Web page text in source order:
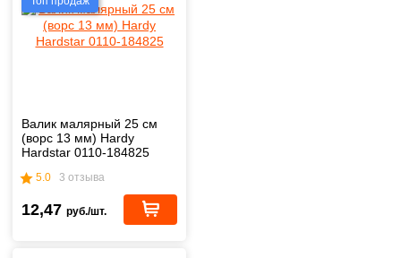
Валик малярный 25 см
(ворс 13 мм) Hardy
Hardstar 0110-184825
5.0 3 отзыва
12,47 руб./шт.